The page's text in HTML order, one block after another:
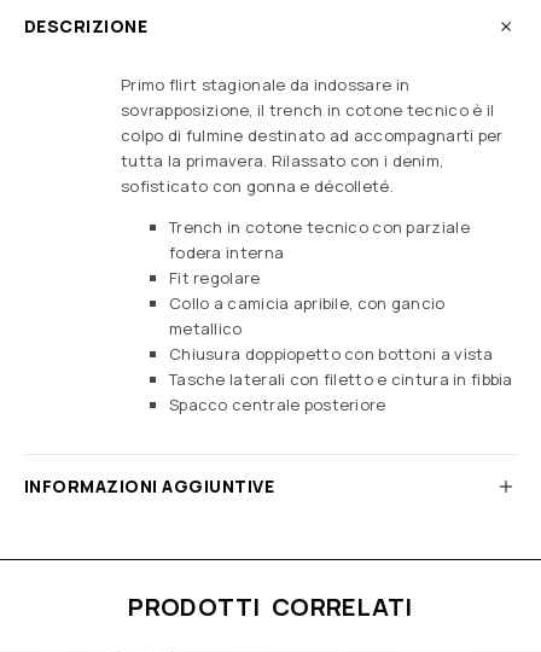
DESCRIZIONE
Primo flirt stagionale da indossare in
sovrapposizione, il trench in cotone tecnico è il
colpo di fulmine destinato ad accompagnarti per
tutta la primavera. Rilassato con i denim,
sofisticato con gonna e décolleté.
Trench in cotone tecnico con parziale
fodera interna
Fit regolare
Collo a camicia apribile, con gancio
metallico
Chiusura doppiopetto con bottoni a vista
Tasche laterali con filetto e cintura in fibbia
Spacco centrale posteriore
INFORMAZIONI AGGIUNTIVE
PRODOTTI CORRELATI